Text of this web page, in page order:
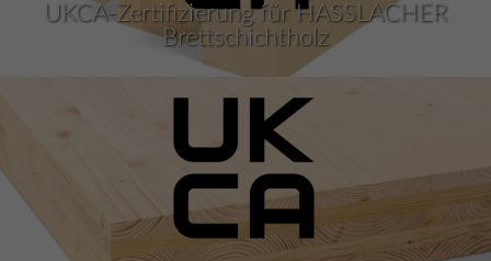
UKCA-Zertifizierung für HASSLACHER
Brettschichtholz